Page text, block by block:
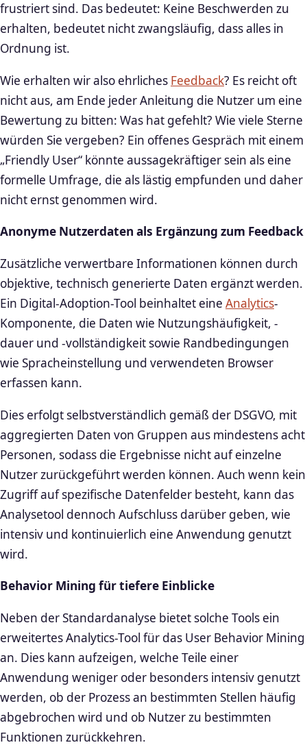
frustriert sind. Das bedeutet: Keine Beschwerden zu
erhalten, bedeutet nicht zwangsläufig, dass alles in
Ordnung ist.
Wie erhalten wir also ehrliches Feedback? Es reicht oft
nicht aus, am Ende jeder Anleitung die Nutzer um eine
Bewertung zu bitten: Was hat gefehlt? Wie viele Sterne
würden Sie vergeben? Ein offenes Gespräch mit einem
„Friendly User“ könnte aussagekräftiger sein als eine
formelle Umfrage, die als lästig empfunden und daher
nicht ernst genommen wird.
Anonyme Nutzerdaten als Ergänzung zum Feedback
Zusätzliche verwertbare Informationen können durch
objektive, technisch generierte Daten ergänzt werden.
Ein Digital-Adoption-Tool beinhaltet eine Analytics-
Komponente, die Daten wie Nutzungshäufigkeit, -
dauer und -vollständigkeit sowie Randbedingungen
wie Spracheinstellung und verwendeten Browser
erfassen kann.
Dies erfolgt selbstverständlich gemäß der DSGVO, mit
aggregierten Daten von Gruppen aus mindestens acht
Personen, sodass die Ergebnisse nicht auf einzelne
Nutzer zurückgeführt werden können. Auch wenn kein
Zugriff auf spezifische Datenfelder besteht, kann das
Analysetool dennoch Aufschluss darüber geben, wie
intensiv und kontinuierlich eine Anwendung genutzt
wird.
Behavior Mining für tiefere Einblicke
Neben der Standardanalyse bietet solche Tools ein
erweitertes Analytics-Tool für das User Behavior Mining
an. Dies kann aufzeigen, welche Teile einer
Anwendung weniger oder besonders intensiv genutzt
werden, ob der Prozess an bestimmten Stellen häufig
abgebrochen wird und ob Nutzer zu bestimmten
Funktionen zurückkehren.